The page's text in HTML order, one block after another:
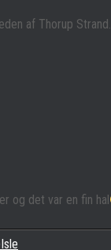
af Thorup Strand.
og det var en fin hal